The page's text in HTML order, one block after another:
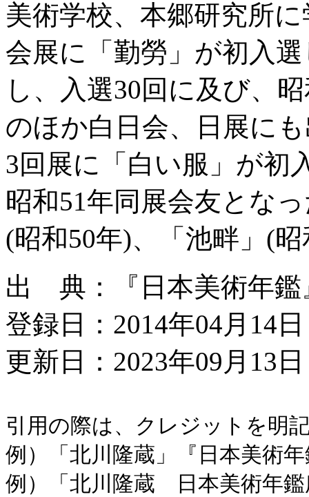
美術学校、本郷研究所
会展に「勤勞」が初入
し、入選30回に及び、
のほか白日会、日展に
3回展に「白い服」が初
昭和51年同展会友とな
(昭和50年)、「池畔」(
出 典：『日本美術年鑑
登録日：2014年04月14日
更新日：2023年09月13
引用の際は、クレジットを明
例）「北川隆蔵」『日本美術
例）「北川隆蔵 日本美術年鑑